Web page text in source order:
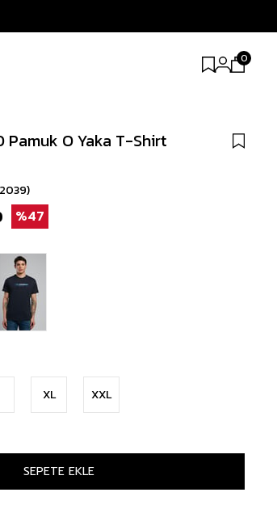
0
Pamuk O Yaka T-Shirt
47
XL XXL